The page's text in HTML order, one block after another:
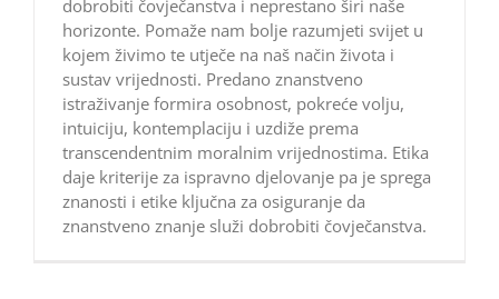
dobrobiti čovječanstva i neprestano širi naše
horizonte. Pomaže nam bolje razumjeti svijet u
kojem živimo te utječe na naš način života i
sustav vrijednosti. Predano znanstveno
istraživanje formira osobnost, pokreće volju,
intuiciju, kontemplaciju i uzdiže prema
transcendentnim moralnim vrijednostima. Etika
daje kriterije za ispravno djelovanje pa je sprega
znanosti i etike ključna za osiguranje da
znanstveno znanje služi dobrobiti čovječanstva.